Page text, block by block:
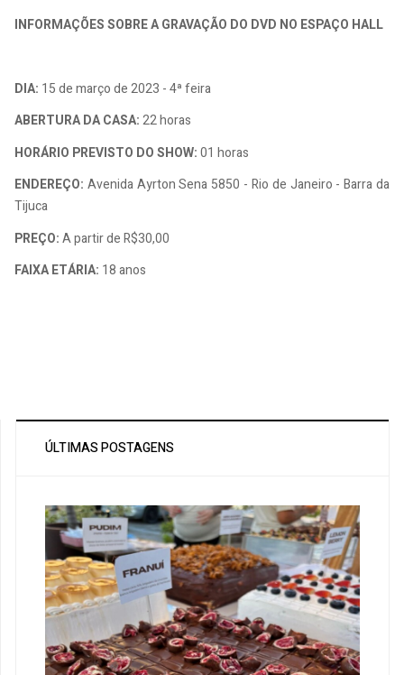
INFORMAÇÕES SOBRE A GRAVAÇÃO DO DVD NO ESPAÇO HALL
DIA: 15 de março de 2023 - 4ª feira
ABERTURA DA CASA:22 horas
HORÁRIO PREVISTO DO SHOW:01 horas
ENDEREÇO: Avenida Ayrton Sena 5850 - Rio de Janeiro - Barra da
Tijuca
PREÇO:A partir de R$30,00
FAIXA ETÁRIA: 18 anos
ÚLTIMAS POSTAGENS